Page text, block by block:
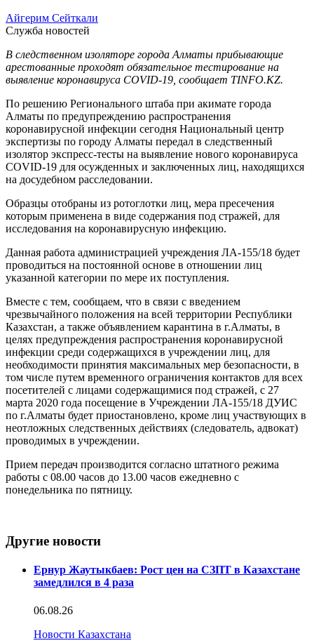
Айгерим Сейткали
Служба новостей
В следственном изоляторе города Алматы прибывающие
арестованные проходят обязательное тестирование на
выявление коронавируса COVID-19, сообщает TINFO.KZ.
По решению Регионального штаба при акимате города
Алматы по предупреждению распространения
коронавирусной инфекции сегодня Национальный центр
экспертизы по городу Алматы передал в следственный
изолятор экспресс-тесты на выявление нового коронавируса
COVID-19 для осужденных и заключенных лиц, находящихся
на досудебном расследовании.
Образцы отобраны из ротоглотки лиц, мера пресечения
которым применена в виде содержания под стражей, для
исследования на коронавирусную инфекцию.
Данная работа администрацией учреждения ЛА-155/18 будет
проводиться на постоянной основе в отношении лиц
указанной категории по мере их поступления.
Вместе с тем, сообщаем, что в связи с введением
чрезвычайного положения на всей территории Республики
Казахстан, а также объявлением карантина в г.Алматы, в
целях предупреждения распространения коронавирусной
инфекции среди содержащихся в учреждении лиц, для
необходимости принятия максимальных мер безопасности, в
том числе путем временного ограничения контактов для всех
посетителей с лицами содержащимися под стражей, с 27
марта 2020 года посещение в Учреждении ЛА-155/18 ДУИС
по г.Алматы будет приостановлено, кроме лиц участвующих в
неотложных следственных действиях (следователь, адвокат)
проводимых в учреждении.
Прием передач производится согласно штатного режима
работы с 08.00 часов до 13.00 часов ежедневно с
понедельника по пятницу.
Другие новости
Ернур Жаутыкбаев: Рост цен на СЗПТ в Казахстане
замедлился в 4 раза
06.08.26
Новости Казахстана